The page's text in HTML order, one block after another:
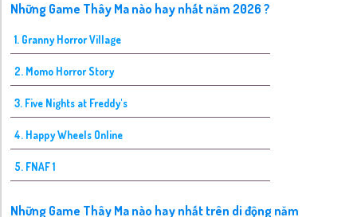
Những Game Thây Ma nào hay nhất năm 2026 ?
1. Granny Horror Village
2. Momo Horror Story
3. Five Nights at Freddy's
4. Happy Wheels Online
5. FNAF 1
Những Game Thây Ma nào hay nhất trên di động năm